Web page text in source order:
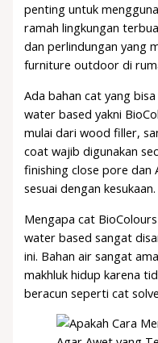
penting untuk
ramah lingkungan
dan perlindungan yang
furniture outdoor di
Ada bahan cat yang
water based yakni
mulai dari wood filler,
coat wajib digunakan
finishing close pore dan
sesuai dengan kesukaan.
Mengapa cat
water based sangat
ini. Bahan air sangat
makhluk hidup karena
beracun seperti cat